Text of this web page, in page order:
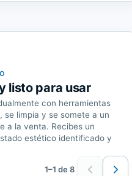
listo para usar
con herramientas
se limpia y se somete a un
a la venta. Recibes un
estético identificado y
1–1 de 8